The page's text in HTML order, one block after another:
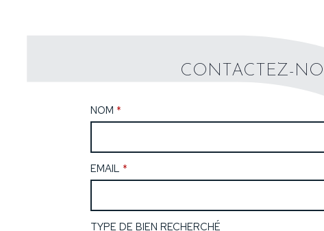
CONTACTEZ-
NOM *
EMAIL *
TYPE DE BIEN RECHERCHÉ